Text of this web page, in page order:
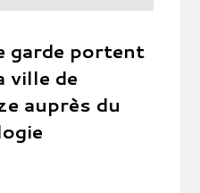
garde portent
ville de
auprès du